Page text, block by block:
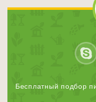
Бесплатный подбор